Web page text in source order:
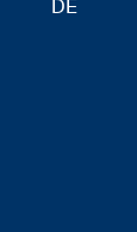
DE